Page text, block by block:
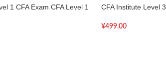
1 CFA Exam CFA Level 1 CFA Institute Level
¥499.00